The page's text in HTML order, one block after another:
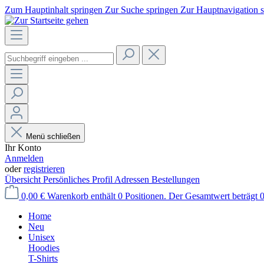
Zum Hauptinhalt springen Zur Suche springen Zur Hauptnavigation
Menü schließen
Ihr Konto
Anmelden
oderregistrieren
Übersicht Persönliches Profil Adressen Bestellungen
0,00 € Warenkorb enthält 0 Positionen. Der Gesamtwert beträgt
Home
Neu
Unisex
Hoodies
T-Shirts